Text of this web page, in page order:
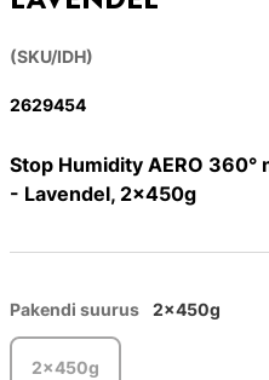
(SKU/IDH)
2629454
Stop Humidity AERO
- Lavendel, 2x450g
Pakendi suurus 2x450g
2x450g